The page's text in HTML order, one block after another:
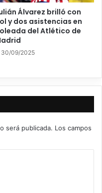
Álvarez brilló con
y dos asistencias en
del Atlético de
30/09/2025
será publicada. Los campos